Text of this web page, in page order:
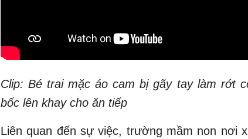
Clip: Bé trai mặc áo cam bị gãy tay làm rớt
bốc lên khay cho ăn tiếp
Liên quan đến sự việc, trường mầm non nơi